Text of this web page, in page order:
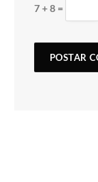
7 + 8 =